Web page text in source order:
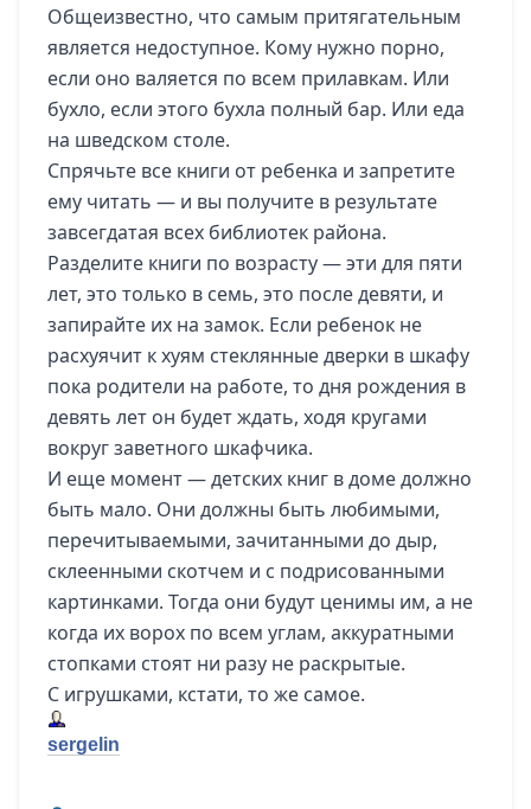
Общеизвестно, что самым притягательным
является недоступное. Кому нужно порно,
если оно валяется по всем прилавкам. Или
бухло, если этого бухла полный бар. Или еда
на шведском столе.
Спрячьте все книги от ребенка и запретите
ему читать — и вы получите в результате
завсегдатая всех библиотек района.
Разделите книги по возрасту — эти для пяти
лет, это только в семь, это после девяти, и
запирайте их на замок. Если ребенок не
расхуячит к хуям стеклянные дверки в шкафу
пока родители на работе, то дня рождения в
девять лет он будет ждать, ходя кругами
вокруг заветного шкафчика.
И еще момент — детских книг в доме должно
быть мало. Они должны быть любимыми,
перечитываемыми, зачитанными до дыр,
склеенными скотчем и с подрисованными
картинками. Тогда они будут ценимы им, а не
когда их ворох по всем углам, аккуратными
стопками стоят ни разу не раскрытые.
С игрушками, кстати, то же самое.
sergelin